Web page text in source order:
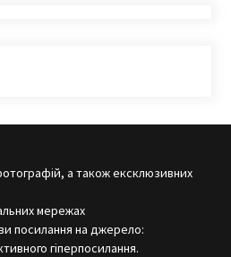
а також ексклюзивних
мережах
посилання на джерело:
гіперпосилання.